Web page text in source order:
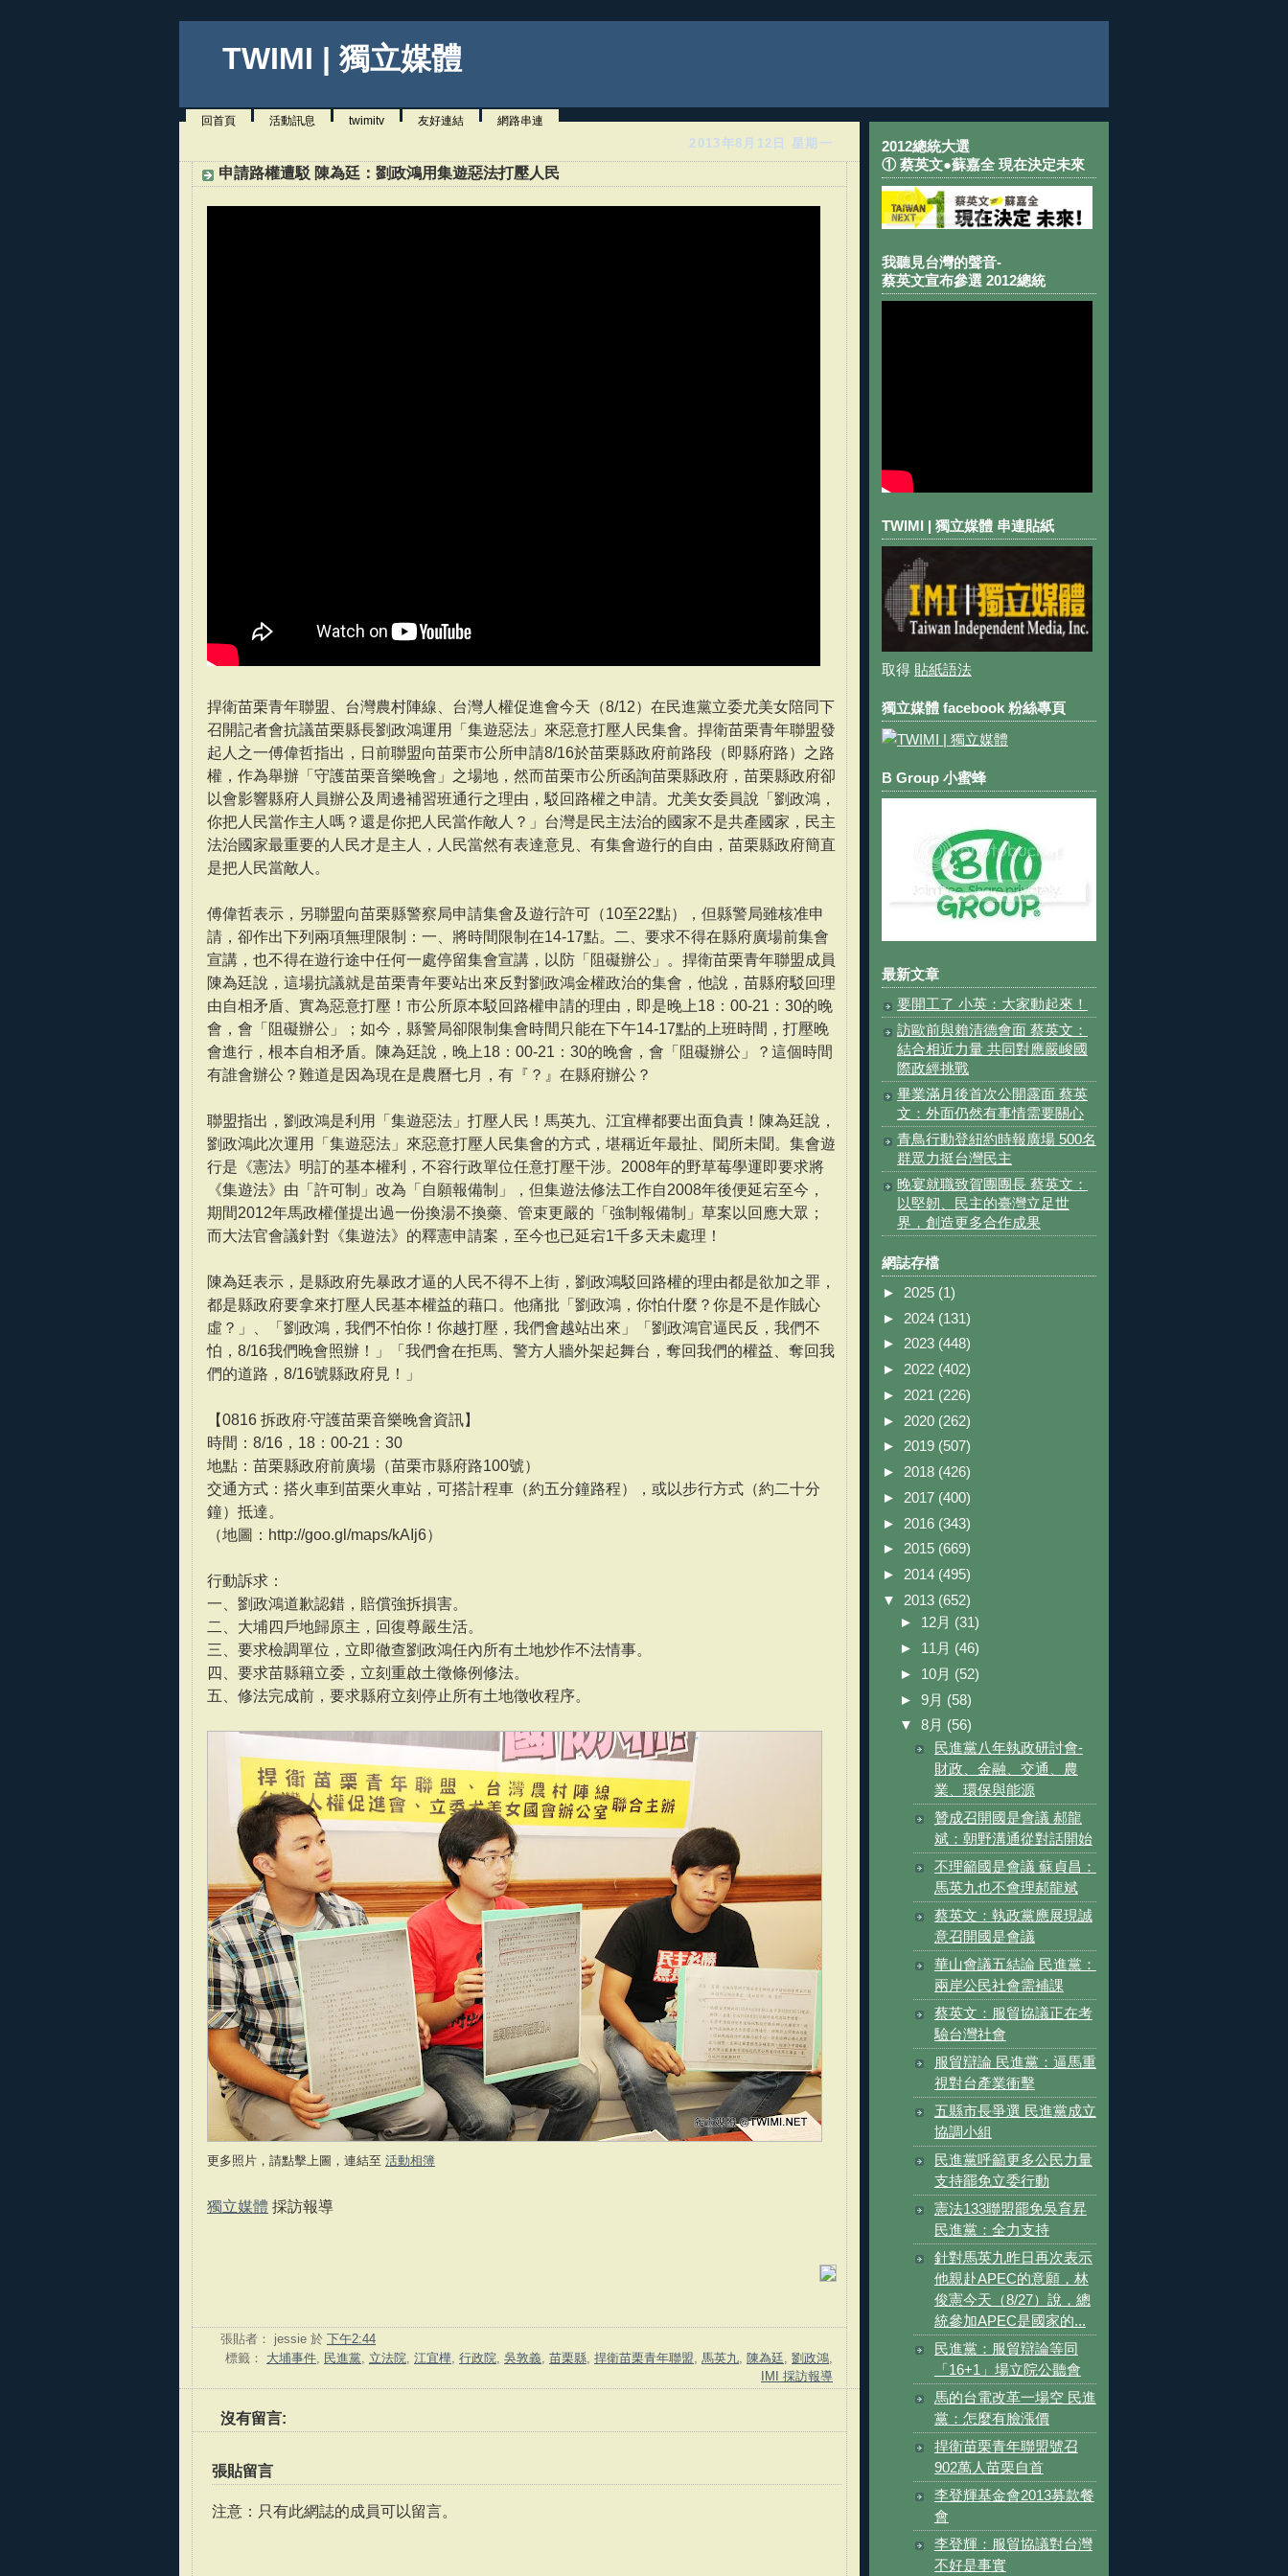
TWIMI | 獨立媒體
回首頁 活動訊息 twimitv 友好連結 網路串連
2013年8月12日 星期一
申請路權遭駁 陳為廷：劉政鴻用集遊惡法打壓人民
捍衛苗栗青年聯盟、台灣農村陣線、台灣人權促進會今天（8/12）在民進黨立委尤美女陪同下
召開記者會抗議苗栗縣長劉政鴻運用「集遊惡法」來惡意打壓人民集會。捍衛苗栗青年聯盟發
起人之一傅偉哲指出，日前聯盟向苗栗市公所申請8/16於苗栗縣政府前路段（即縣府路）之路
權，作為舉辦「守護苗栗音樂晚會」之場地，然而苗栗市公所函詢苗栗縣政府，苗栗縣政府卻
以會影響縣府人員辦公及周邊補習班通行之理由，駁回路權之申請。尤美女委員說「劉政鴻，
你把人民當作主人嗎？還是你把人民當作敵人？」台灣是民主法治的國家不是共產國家，民主
法治國家最重要的人民才是主人，人民當然有表達意見、有集會遊行的自由，苗栗縣政府簡直
是把人民當敵人。
傅偉哲表示，另聯盟向苗栗縣警察局申請集會及遊行許可（10至22點），但縣警局雖核准申
請，卻作出下列兩項無理限制：一、將時間限制在14-17點。二、要求不得在縣府廣場前集會
宣講，也不得在遊行途中任何一處停留集會宣講，以防「阻礙辦公」。捍衛苗栗青年聯盟成員
陳為廷說，這場抗議就是苗栗青年要站出來反對劉政鴻金權政治的集會，他說，苗縣府駁回理
由自相矛盾、實為惡意打壓！市公所原本駁回路權申請的理由，即是晚上18：00-21：30的晚
會，會「阻礙辦公」；如今，縣警局卻限制集會時間只能在下午14-17點的上班時間，打壓晚
會進行，根本自相矛盾。陳為廷說，晚上18：00-21：30的晚會，會「阻礙辦公」？這個時間
有誰會辦公？難道是因為現在是農曆七月，有『？』在縣府辦公？
聯盟指出，劉政鴻是利用「集遊惡法」打壓人民！馬英九、江宜樺都要出面負責！陳為廷說，
劉政鴻此次運用「集遊惡法」來惡意打壓人民集會的方式，堪稱近年最扯、聞所未聞。集會遊
行是《憲法》明訂的基本權利，不容行政單位任意打壓干涉。2008年的野草莓學運即要求將
《集遊法》由「許可制」改為「自願報備制」，但集遊法修法工作自2008年後便延宕至今，
期間2012年馬政權僅提出過一份換湯不換藥、管束更嚴的「強制報備制」草案以回應大眾；
而大法官會議針對《集遊法》的釋憲申請案，至今也已延宕1千多天未處理！
陳為廷表示，是縣政府先暴政才逼的人民不得不上街，劉政鴻駁回路權的理由都是欲加之罪，
都是縣政府要拿來打壓人民基本權益的藉口。他痛批「劉政鴻，你怕什麼？你是不是作賊心
虛？」、「劉政鴻，我們不怕你！你越打壓，我們會越站出來」「劉政鴻官逼民反，我們不
怕，8/16我們晚會照辦！」「我們會在拒馬、警方人牆外架起舞台，奪回我們的權益、奪回我
們的道路，8/16號縣政府見！」
【0816 拆政府‧守護苗栗音樂晚會資訊】
時間：8/16，18：00-21：30
地點：苗栗縣政府前廣場（苗栗市縣府路100號）
交通方式：搭火車到苗栗火車站，可搭計程車（約五分鐘路程），或以步行方式（約二十分
鐘）抵達。
（地圖：http://goo.gl/maps/kAIj6）
行動訴求：
一、劉政鴻道歉認錯，賠償強拆損害。
二、大埔四戶地歸原主，回復尊嚴生活。
三、要求檢調單位，立即徹查劉政鴻任內所有土地炒作不法情事。
四、要求苗縣籍立委，立刻重啟土徵條例修法。
五、修法完成前，要求縣府立刻停止所有土地徵收程序。
更多照片，請點擊上圖，連結至 活動相簿
獨立媒體 採訪報導
張貼者： jessie 於 下午2:44
標籤： 大埔事件 民進黨 立法院 江宜樺 行政院 吳敦義 苗栗縣 捍衛苗栗青年聯盟 馬英九 陳為廷 劉政鴻
IMI 採訪報導
沒有留言:
張貼留言
注意：只有此網誌的成員可以留言。
2012總統大選
① 蔡英文●蘇嘉全 現在決定未來
我聽見台灣的聲音-
蔡英文宣布參選 2012總統
TWIMI | 獨立媒體 串連貼紙
取得 貼紙語法
獨立媒體 facebook 粉絲專頁
B Group 小蜜蜂
最新文章
要開工了 小英：大家動起來！
訪歐前與賴清德會面 蔡英文：
結合相近力量 共同對應嚴峻國
際政經挑戰
畢業滿月後首次公開露面 蔡英
文：外面仍然有事情需要關心
青鳥行動登紐約時報廣場 500名
群眾力挺台灣民主
晚宴就職致賀團團長 蔡英文：
以堅韌、民主的臺灣立足世
界，創造更多合作成果
網誌存檔
► 2025 (1)
► 2024 (131)
► 2023 (448)
► 2022 (402)
► 2021 (226)
► 2020 (262)
► 2019 (507)
► 2018 (426)
► 2017 (400)
► 2016 (343)
► 2015 (669)
► 2014 (495)
▼ 2013 (652)
► 12月 (31)
► 11月 (46)
► 10月 (52)
► 9月 (58)
▼ 8月 (56)
民進黨八年執政研討會-
財政、金融、交通、農
業、環保與能源
贊成召開國是會議 郝龍
斌：朝野溝通從對話開始
不理籲國是會議 蘇貞昌：
馬英九也不會理郝龍斌
蔡英文：執政黨應展現誠
意召開國是會議
華山會議五結論 民進黨：
兩岸公民社會需補課
蔡英文：服貿協議正在考
驗台灣社會
服貿辯論 民進黨：逼馬重
視對台產業衝擊
五縣市長爭選 民進黨成立
協調小組
民進黨呼籲更多公民力量
支持罷免立委行動
憲法133聯盟罷免吳育昇
民進黨：全力支持
針對馬英九昨日再次表示
他親赴APEC的意願，林
俊憲今天（8/27）說，總
統參加APEC是國家的...
民進黨：服貿辯論等同
「16+1」場立院公聽會
馬的台電改革一場空 民進
黨：怎麼有臉漲價
捍衛苗栗青年聯盟號召
902萬人苗栗自首
李登輝基金會2013募款餐
會
李登輝：服貿協議對台灣
不好是事實